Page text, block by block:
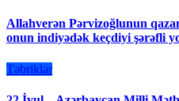
Allahverən Pərvizoğlunun
onun indiyədək keçdiyi şərəfli
Təbriklər